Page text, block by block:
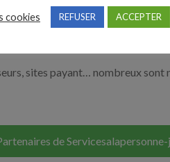
Nos solutions entreprises
sites payant… nombreux sont
de
cookies REFUSER ACCEPTER